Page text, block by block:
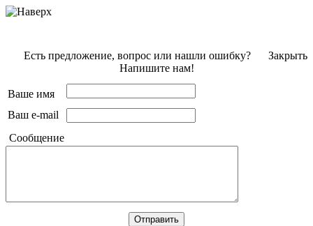
Закрыть
Есть предложение, вопрос или нашли ошибку?
Напишите нам!
Ваше имя
Ваш e-mail
Сообщение